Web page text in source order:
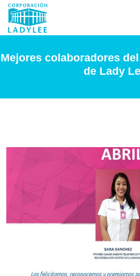
Mejores colaboradores
de Lady